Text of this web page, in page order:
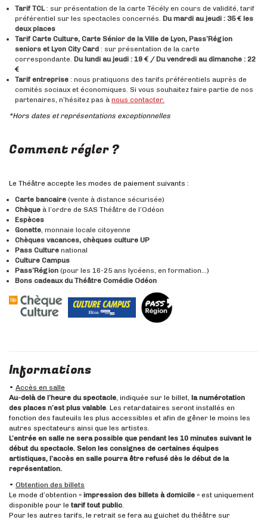
Tarif TCL: sur présentation de la carte Técély en cours de validité, tarif
préférentiel sur les spectacles concernés. Du mardi au jeudi : 35 € les
deux places
Tarif Carte Culture, Carte Sénior de la Ville de Lyon, Pass’Région
seniors et Lyon City Card : sur présentation de la carte
correspondante. Du lundi au jeudi : 19 € / Du vendredi au dimanche : 22
€
Tarif entreprise : nous pratiquons des tarifs préférentiels auprès de
comités sociaux et économiques. Si vous souhaitez faire partie de nos
partenaires, n’hésitez pas à nous contacter.
*Hors dates et représentations exceptionnelles
Comment régler ?
Le Théâtre accepte les modes de paiement suivants :
Carte bancaire (vente à distance sécurisée)
Chèque à l’ordre de SAS Théâtre de l’Odéon
Espèces
Gonette, monnaie locale citoyenne
Chèques vacances, chèques culture UP
Pass Culture national
Culture Campus
Pass’Région (pour les 16-25 ans lycéens, en formation…)
Bons cadeaux du Théâtre Comédie Odéon
Informations
• Accès en salle
Au-delà de l’heure du spectacle, indiquée sur le billet, la numérotation
des places n’est plus valable. Les retardataires seront installés en
fonction des fauteuils les plus accessibles et afin de gêner le moins les
autres spectateurs ainsi que les artistes.
L’entrée en salle ne sera possible que pendant les 10 minutes suivant le
début du spectacle. Selon les consignes de certaines équipes
artistiques, l’accès en salle pourra être refusé dès le début de la
représentation.
• Obtention des billets
Le mode d’obtention « impression des billets à domicile » est uniquement
disponible pour le tarif tout public.
Pour les autres tarifs, le retrait se fera au guichet du théâtre sur